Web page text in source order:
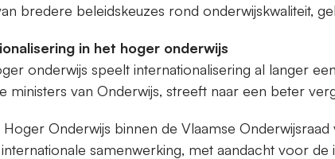
bredere beleidskeuzes rond onderwijskwaliteit,
in het hoger onderwijs
onderwijs speelt internationalisering al langer
ministers van Onderwijs, streeft naar een beter
Hoger Onderwijs binnen de Vlaamse
samenwerking, met aandacht voor